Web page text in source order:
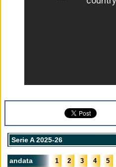
Serie A 2025-26
andata 1 2 3 4 5